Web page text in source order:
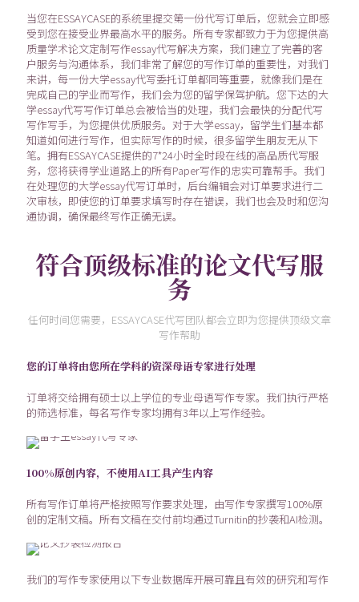
当您在ESSAYCASE的系统里提交第一份代写订单后，您就会立即感
受到您在接受业界最高水平的服务。所有专家都致力于为您提供高
质量学术论文定制写作essay代写解决方案，我们建立了完善的客
户服务与沟通体系，我们非常了解您的写作订单的重要性，对我们
来讲，每一份大学essay代写委托订单都同等重要，就像我们是在
完成自己的学业而写作，我们会为您的留学保驾护航。您下达的大
学essay代写写作订单总会被恰当的处理，我们会最快的分配代写
写作写手，为您提供优质服务。对于大学essay，留学生们基本都
知道如何进行写作，但实际写作的时候，很多留学生朋友无从下
笔。拥有ESSAYCASE提供的7*24小时全时段在线的高品质代写服
务，您将获得学业道路上的所有Paper写作的忠实可靠帮手。我们
在处理您的大学essay代写订单时，后台编辑会对订单要求进行二
次审核，即使您的订单要求填写时存在错误，我们也会及时和您沟
通协调，确保最终写作正确无误。
符合顶级标准的论文代写服
务
任何时间您需要，ESSAYCASE代写团队都会立即为您提供顶级文章
写作帮助
您的订单将由您所在学科的资深母语专家进行处理
订单将交给拥有硕士以上学位的专业母语写作专家。我们执行严格
的筛选标准，每名写作专家均拥有3年以上写作经验。
100%原创内容，不使用AI工具产生内容
所有写作订单将严格按照写作要求处理，由写作专家撰写100%原
创的定制文稿。所有文稿在交付前均通过Turnitin的抄袭和AI检测。
我们的写作专家使用以下专业数据库开展可靠且有效的研究和写作